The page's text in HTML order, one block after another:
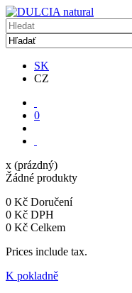
SK
CZ
0
x (prázdný)
Žádné produkty
0 Kč Doručení
0 Kč DPH
0 Kč Celkem
Prices include tax.
K pokladně